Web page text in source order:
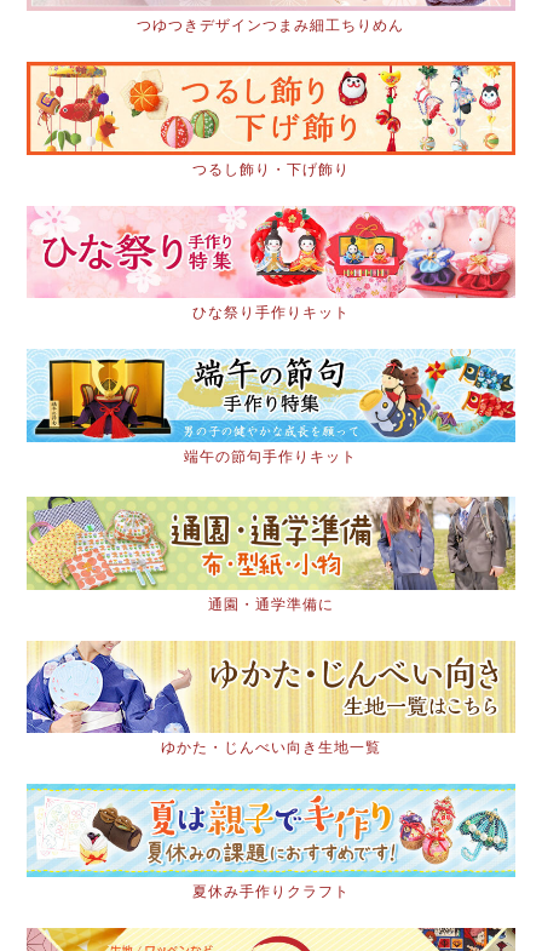
つゆつきデザインつまみ細工ちりめん
つるし飾り・下げ飾り
ひな祭り手作りキット
端午の節句手作りキット
通園・通学準備に
ゆかた・じんべい向き生地一覧
夏休み手作りクラフト